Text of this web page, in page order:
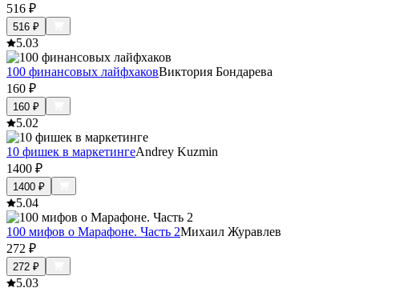
516 ₽
516 ₽
5.03
100 финансовых лайфхаковВиктория Бондарева
160 ₽
160 ₽
5.02
10 фишек в маркетингеAndrey Kuzmin
1400 ₽
1400 ₽
5.04
100 мифов о Марафоне. Часть 2Михаил Журавлев
272 ₽
272 ₽
5.03